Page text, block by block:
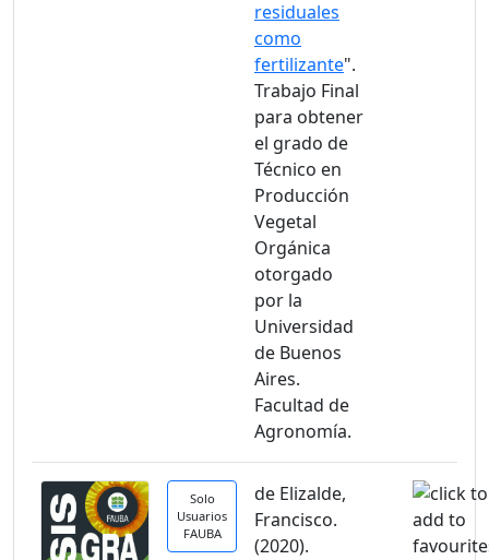
residuales
como
fertilizante".
Trabajo Final
para obtener
el grado de
Técnico en
Producción
Vegetal
Orgánica
otorgado
por la
Universidad
de Buenos
Aires.
Facultad de
Agronomía.
Solo
Usuarios
FAUBA
de Elizalde,
Francisco.
(2020).